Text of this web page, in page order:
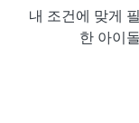
내 조건에 맞게
한 아이